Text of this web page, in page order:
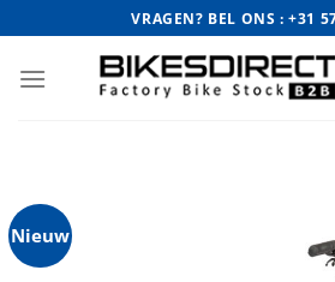
naar
inhoud
VRAGEN? BEL ONS : +31
Nieuw